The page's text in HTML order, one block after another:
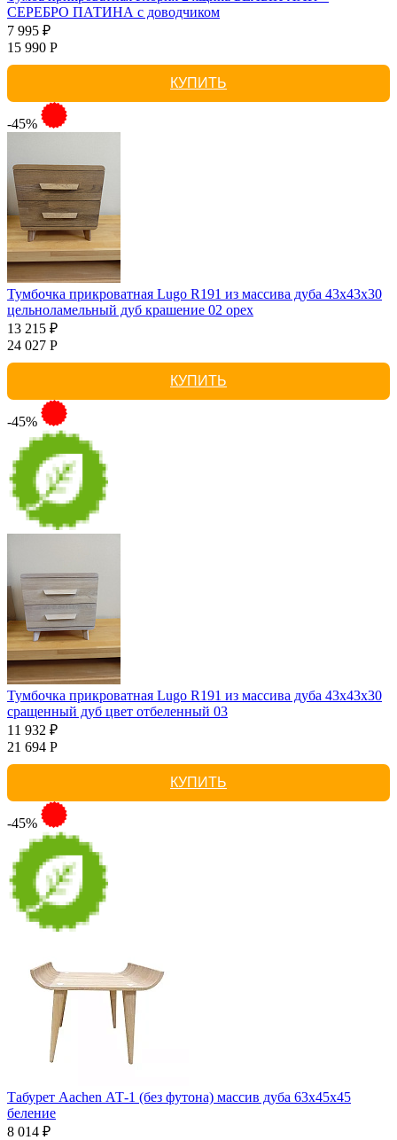
СЕРЕБРО ПАТИНА с доводчиком
7 995 ₽
15 990 Р
КУПИТЬ
-45%
Тумбочка прикроватная Lugo R191 из массива дуба 43х43х30
цельноламельный дуб крашение 02 орех
13 215 ₽
24 027 Р
КУПИТЬ
-45%
Тумбочка прикроватная Lugo R191 из массива дуба 43х43х30
сращенный дуб цвет отбеленный 03
11 932 ₽
21 694 Р
КУПИТЬ
-45%
Табурет Aachen АТ-1 (без футона) массив дуба 63х45х45
беление
8 014 ₽